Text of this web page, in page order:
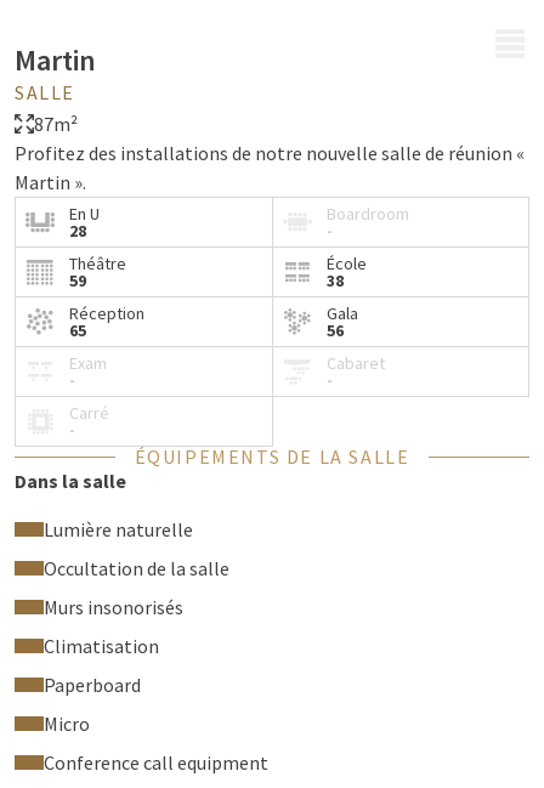
Martin
SALLE
87m²
Profitez des installations de notre nouvelle salle de réunion «
Martin ».
En U
28
Boardroom
-
Théâtre
59
École
38
Réception
65
Gala
56
Exam
-
Cabaret
-
Carré
-
ÉQUIPEMENTS DE LA SALLE
Dans la salle
Lumière naturelle
Occultation de la salle
Murs insonorisés
Climatisation
Paperboard
Micro
Conference call equipment